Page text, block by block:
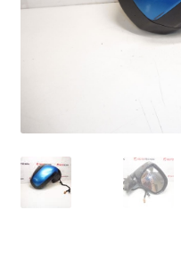
Paiements
Politique de confidentialité
Procédure de Réclamation